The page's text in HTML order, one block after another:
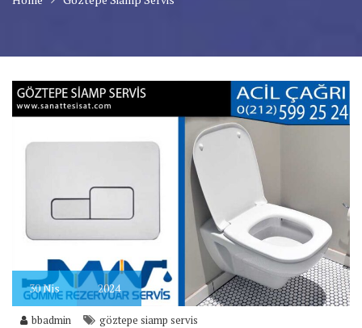
30Nis 2024
bbadmin göztepe siamp servis